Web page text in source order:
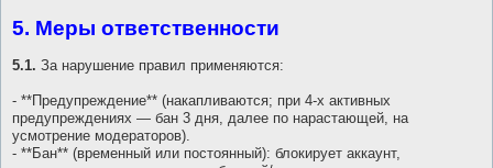
5. Меры ответственности
5.1. За нарушение правил применяются:
- **Предупреждение** (накапливаются; при 4-х активных
предупреждениях — бан 3 дня, далее по нарастающей, на
усмотрение модераторов).
- **Бан** (временный или постоянный): блокирует аккаунт,